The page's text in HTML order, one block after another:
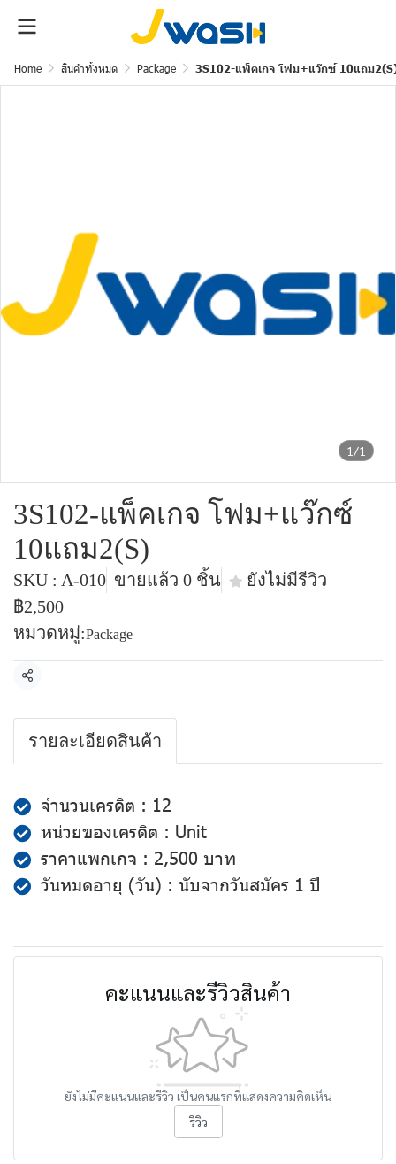
Home สินค้าทั้งหมด Package 3S102-แพ็คเกจ โฟม+แว๊กซ์ 10แถม
1/1
3S102-แพ็คเกจ โฟม+แว๊กซ์
10แถม2(S)
SKU : A-010 ขายแล้ว 0 ชิ้น
ยังไม่มีรีวิว
฿2,500
หมวดหมู่:Package
แชร์
รายละเอียดสินค้า
จำนวนเครดิต : 12
หน่วยของเครดิต : Unit
ราคาแพกเกจ : 2,500 บาท
วันหมดอายุ (วัน) : นับจากวันสมัคร 1 ปี
คะแนนและรีวิวสินค้า
ยังไม่มีคะแนนและรีวิว เป็นคนแรกที่แสดงความคิดเห็น
รีวิว